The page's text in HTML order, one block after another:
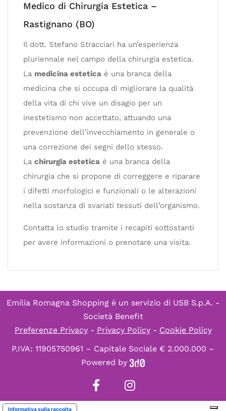
Medico di Chirurgia Estetica –
Rastignano (BO)
Il dott. Stefano Stracciari ha un’esperienza
pluriennale nel campo della chirurgia estetica.
La medicina estetica è una branca della
medicina che si occupa di migliorare la qualità
della vita di chi vive un disagio per un
inestetismo non accettato, attuando una
prevenzione dell’invecchiamento in generale o
una correzione dei segni dello stesso.
La chirurgia estetica è una branca della
chirurgia che si propone di correggere e riparare
i difetti morfologici e funzionali o le alterazioni
nella sostanza di svariati tessuti dell’organismo.
Contatta lo studio tramite i recapiti sottostanti
per avere informazioni o prenotare una visita.
Emilia Romagna Shopping è un servizio di USB S.p.A. -
Società Benefit
Preferenze Privacy- Privacy Policy- Cookie Policy
P.IVA: 11905750961 – Capitale Sociale € 2.000.000 –
Powered by
Informativa sulla raccolta